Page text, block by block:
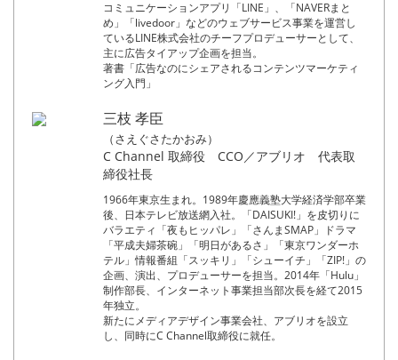
コミュニケーションアプリ「LINE」、「NAVERまと
め」「livedoor」などのウェブサービス事業を運営し
ているLINE株式会社のチーフプロデューサーとして、
主に広告タイアップ企画を担当。
著書「広告なのにシェアされるコンテンツマーケティ
ング入門」
三枝 孝臣
（さえぐさたかおみ）
C Channel 取締役 CCO／アブリオ 代表取
締役社長
1966年東京生まれ。1989年慶應義塾大学経済学部卒業
後、日本テレビ放送網入社。「DAISUKI!」を皮切りに
バラエティ「夜もヒッパレ」「さんまSMAP」ドラマ
「平成夫婦茶碗」「明日があるさ」「東京ワンダーホ
テル」情報番組「スッキリ」「シューイチ」「ZIP!」の
企画、演出、プロデューサーを担当。2014年「Hulu」
制作部長、インターネット事業担当部次長を経て2015
年独立。
新たにメディアデザイン事業会社、アブリオを設立
し、同時にC Channel取締役に就任。